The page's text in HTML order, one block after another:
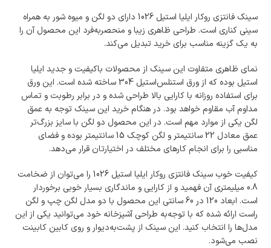
سینک فانتزی روکار ایلیا استیل 1026 دارای دو لگن و میوه شور به همراه
سینی کناری است. طراحی ظاهری زیبا و منحصربه‌فرد این محصول آن را
به یک گزینه مناسب برای خرید تبدیل می‌کند.
نمای ظاهری متفاوت این سینک از محصولات باکیفیت و جدید ایلیا
استیل بوده که از ورق استنلس‌استیل 304 ساخته شده است. این ورق
برای استفاده روزانه با کارایی بالا طراحی شده و در برابر رطوبت و تماس
مداوم آب مقاوم خواهد بود. در هنگام خرید این سینک توجه به عمق
لگن یکی از موارد مهم است. در این محصول دو لگن با سایز بزرگ‌تر
عمق معادل 22 سانتیمتر و لگن کوچک 15 سانتیمتر بوده و فضای
مناسبی را برای انجام کارهای مختلف در اختیارتان قرار می‌دهد.
کیفیت خوب سینک فانتزی روکار ایلیا استیل 1026 را می‌توان از ضخامت
0.8 میلیمتری آن فهمید و از کارایی و ماندگاری بسیار خوبی برخوردار
است. ابعاد 120 در 60 سانتی این محصول با دو مدل لگن چپ و لگن
راست ارائه شده که با توجه‌به طراحی آشپزخانه خود می‌توانید یکی از این
مدل‌ها را انتخاب کنید. این سینک از پشت‌به‌دیوار و روی کابین کابینت
نصب می‌شود.